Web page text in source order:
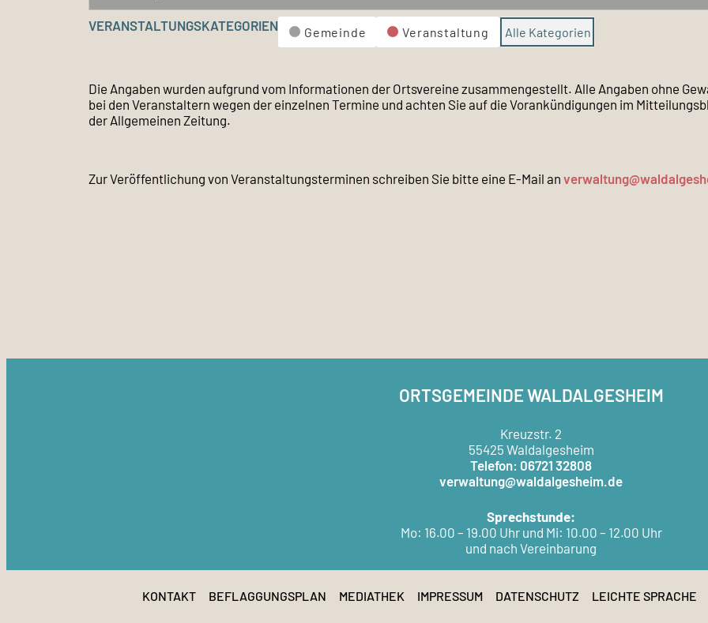
VERANSTALTUNGSKATEGORIEN Gemeinde Veranstaltung Alle Kategorien
Die Angaben wurden aufgrund vom Informationen der Ortsvereine zusammengestellt. Alle Angaben ohne
bei den Veranstaltern wegen der einzelnen Termine und achten Sie auf die Vorankündigungen im
der Allgemeinen Zeitung.
Zur Veröffentlichung von Veranstaltungsterminen schreiben Sie bitte eine E-Mail an
ORTSGEMEINDE WALDALGESHEIM
Kreuzstr. 2
55425 Waldalgesheim
Telefon: 06721 32808
verwaltung@waldalgesheim.de
Sprechstunde:
Mo: 16.00 – 19.00 Uhr und Mi: 10.00 – 12.00 Uhr
und nach Vereinbarung
KONTAKT BEFLAGGUNGSPLAN MEDIATHEK IMPRESSUM DATENSCHUTZ LEICHTE SPRACHE